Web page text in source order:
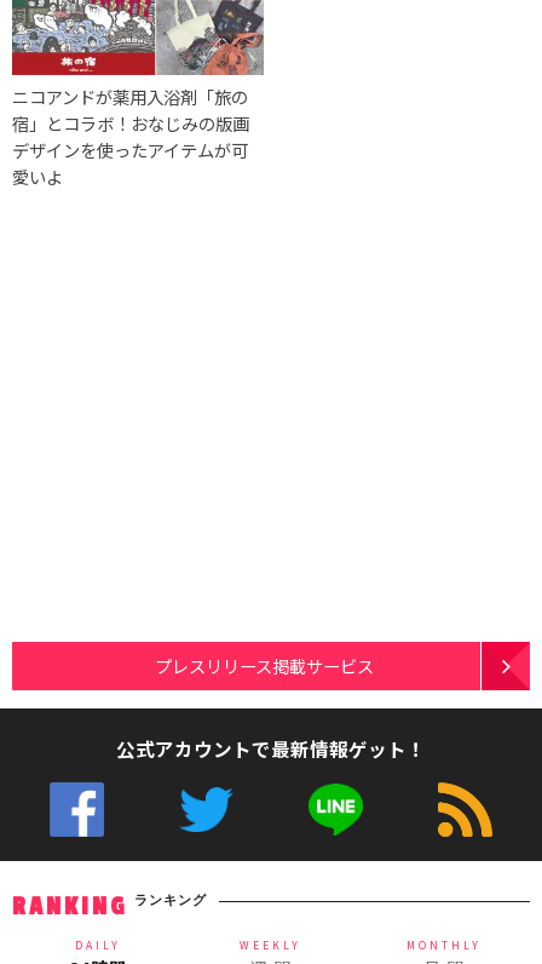
ニコアンドが薬用入浴剤「旅の
宿」とコラボ！おなじみの版画
デザインを使ったアイテムが可
愛いよ
プレスリリース掲載サービス
公式アカウントで最新情報ゲット！
RANKING ランキング
DAILY WEEKLY MONTHLY